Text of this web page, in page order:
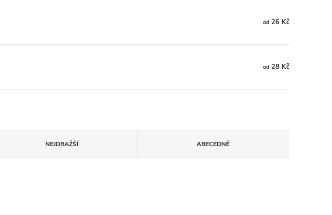
od 26 Kč
od 28 Kč
NEJDRAŽŠÍ ABECEDNĚ